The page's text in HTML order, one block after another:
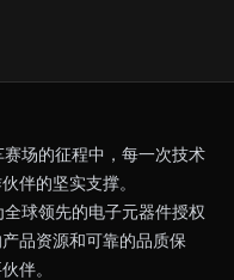
场的征程中，每一次技术
伴的坚实支撑。
球领先的电子元器件授权
品资源和可靠的品质保
伴。